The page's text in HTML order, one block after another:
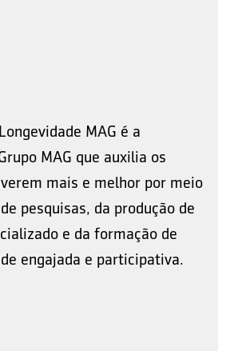
MAG é a
MAG que auxilia os
mais e melhor por meio
pesquisas, da produção de
e da formação de
engajada e participativa.